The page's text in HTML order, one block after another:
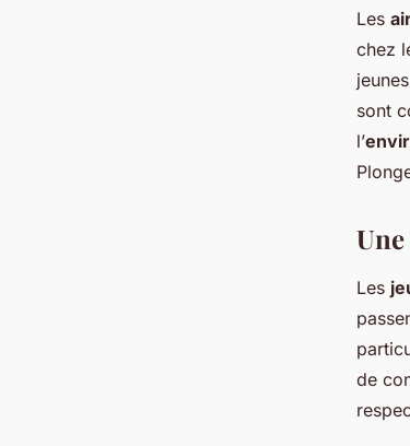
Quels sont les
de jeu naturels
Les
chez
sont
l’
Les
de